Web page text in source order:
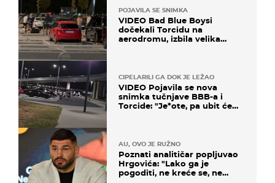
POJAVILA SE SNIMKA
VIDEO Bad Blue Boysi
dočekali Torcidu na
aerodromu, izbila velika
CIPELARILI GA DOK JE LEŽAO
VIDEO Pojavila se nova
snimka tučnjave BBB-a i
Torcide: "Je*ote, pa ubit će
AU, OVO JE RUŽNO
Poznati analitičar popljuvao
Hrgovića: "Lako ga je
pogoditi, ne kreće se, ne